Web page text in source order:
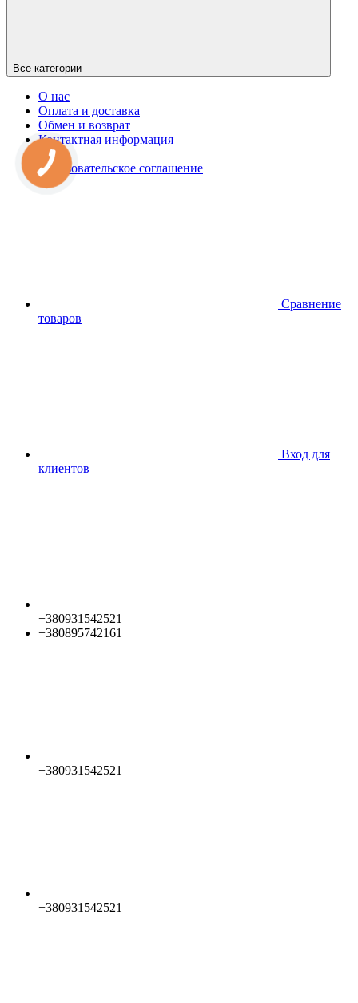
Все категории
О нас
Оплата и доставка
Обмен и возврат
Контактная информация
Блог
Пользовательское соглашение
Сравнение
товаров
Вход для
клиентов
+380931542521
+380895742161
+380931542521
+380931542521